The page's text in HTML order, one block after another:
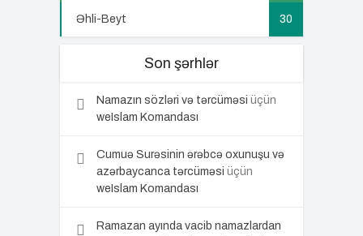
Əhli-Beyt 30
Son şərhlər
Namazın sözləri və tərcüməsi üçün
weIslam Komandası
Cumuə Surəsinin ərəbcə oxunuşu və
azərbaycanca tərcüməsi üçün
weIslam Komandası
Ramazan ayında vacib namazlardan